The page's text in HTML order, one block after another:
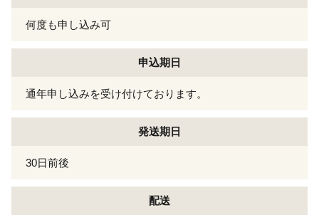
何度も申し込み可
申込期日
通年申し込みを受け付けております。
発送期日
30日前後
配送